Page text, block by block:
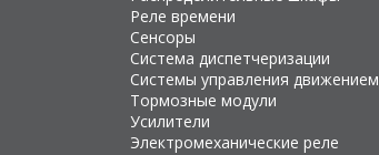
Реле времени
Сенсоры
Система диспетчеризации
Системы управления движением
Тормозные модули
Усилители
Электромеханические реле